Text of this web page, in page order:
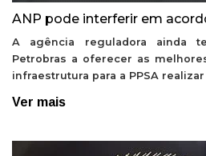
ANP pode interferir em
A agência reguladora ainda
Petrobras a oferecer as
infraestrutura para a PPSA
Ver mais